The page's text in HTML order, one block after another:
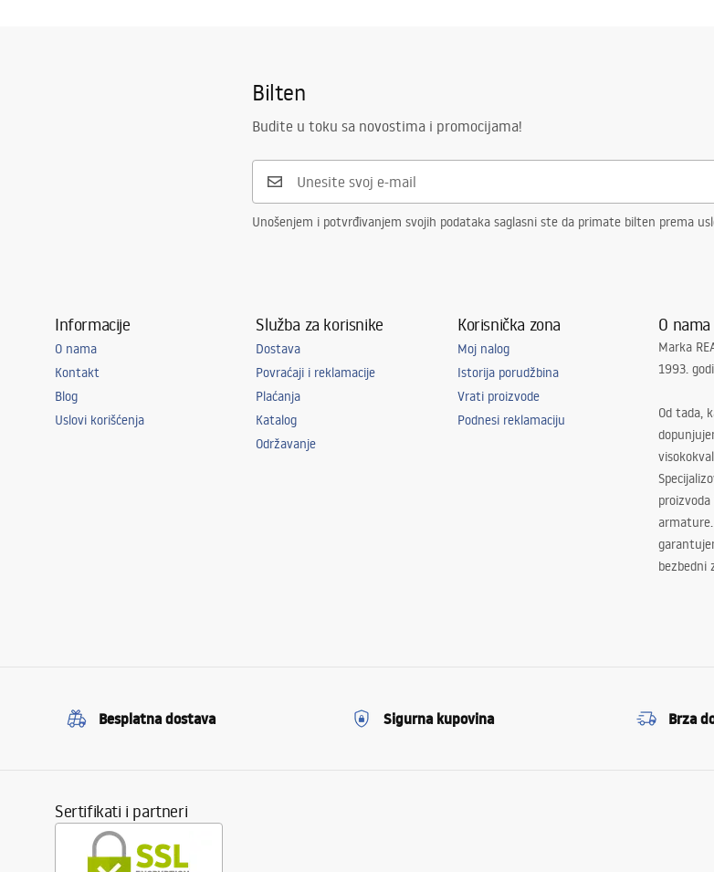
Bilten
Budite u toku sa novostima i promocijama!
Unošenjem i potvrđivanjem svojih podataka saglasni ste da primate bilten prema
Informacije
O nama
Kontakt
Blog
Uslovi korišćenja
Služba za korisnike
Dostava
Povraćaji i reklamacije
Plaćanja
Katalog
Održavanje
Korisnička zona
Moj nalog
Istorija porudžbina
Vrati proizvode
Podnesi reklamaciju
O nama
Marka
1993.
Od tada,
bezbedni
Besplatna dostava Sigurna kupovina Brza
Sertifikati i partneri